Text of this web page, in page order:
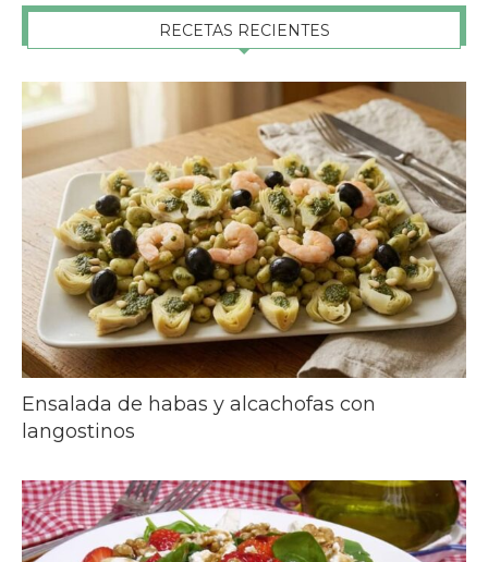
RECETAS RECIENTES
Ensalada de habas y alcachofas con
langostinos